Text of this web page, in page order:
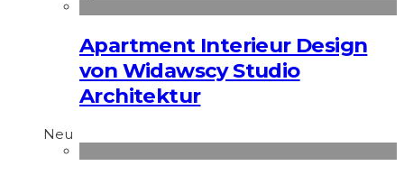
Apart­ment Interieur Design
von Widawscy Studio
Architektur
Neu